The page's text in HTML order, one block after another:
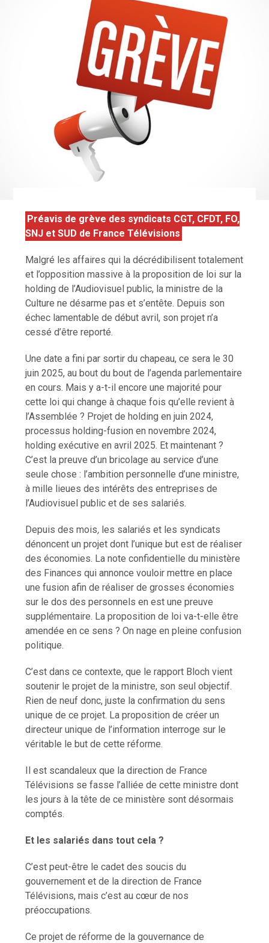
Préavis de grève des syndicats CGT, CFDT, FO,
SNJ et SUD de France Télévisions
Malgré les affaires qui la décrédibilisent totalement
et l’opposition massive à la proposition de loi sur la
holding de l’Audiovisuel public, la ministre de la
Culture ne désarme pas et s’entête. Depuis son
échec lamentable de début avril, son projet n’a
cessé d’être reporté.
Une date a fini par sortir du chapeau, ce sera le 30
juin 2025, au bout du bout de l’agenda parlementaire
en cours. Mais y a-t-il encore une majorité pour
cette loi qui change à chaque fois qu’elle revient à
l’Assemblée ? Projet de holding en juin 2024,
processus holding-fusion en novembre 2024,
holding exécutive en avril 2025. Et maintenant ?
C’est la preuve d’un bricolage au service d’une
seule chose : l’ambition personnelle d’une ministre,
à mille lieues des intérêts des entreprises de
l’Audiovisuel public et de ses salariés.
Depuis des mois, les salariés et les syndicats
dénoncent un projet dont l’unique but est de réaliser
des économies. La note confidentielle du ministère
des Finances qui annonce vouloir mettre en place
une fusion afin de réaliser de grosses économies
sur le dos des personnels en est une preuve
supplémentaire. La proposition de loi va-t-elle être
amendée en ce sens ? On nage en pleine confusion
politique.
C’est dans ce contexte, que le rapport Bloch vient
soutenir le projet de la ministre, son seul objectif.
Rien de neuf donc, juste la confirmation du sens
unique de ce projet. La proposition de créer un
directeur unique de l’information interroge sur le
véritable le but de cette réforme.
Il est scandaleux que la direction de France
Télévisions se fasse l’alliée de cette ministre dont
les jours à la tête de ce ministère sont désormais
comptés.
Et les salariés dans tout cela ?
C’est peut-être le cadet des soucis du
gouvernement et de la direction de France
Télévisions, mais c’est au cœur de nos
préoccupations.
Ce projet de réforme de la gouvernance de